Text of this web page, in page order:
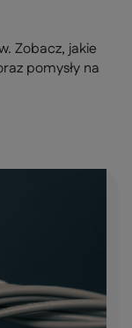
Zobacz, jakie
pomysły na